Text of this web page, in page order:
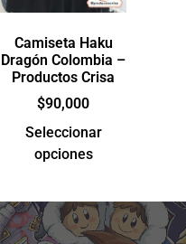
Camiseta Haku
Dragón Colombia –
Productos Crisa
$90,000
Seleccionar
opciones